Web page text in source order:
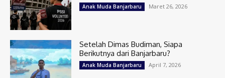
Anak Muda Banjarbaru Maret 26, 2026
Setelah Dimas Budiman, Siapa
Berikutnya dari Banjarbaru?
Anak Muda Banjarbaru April 7, 2026